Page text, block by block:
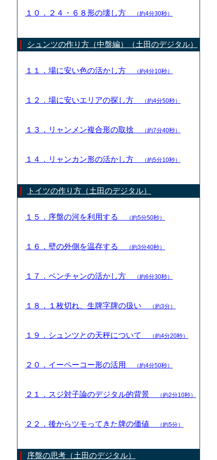
１０．２４・６８形の壊し方 （約4分30秒）
シュンツの作り方（中盤編）（土田のデジタル）
１１．場に安い色の活かし方 （約4分10秒）
１２．場に安いエリアの探し方 （約4分50秒）
１３．リャンメン複合形の取捨 （約7分40秒）
１４．リャンカン形の活かし方 （約5分10秒）
トイツの作り方（土田のデジタル）
１５．序盤の河を利用する （約5分50秒）
１６．壁の外側を温存する （約3分40秒）
１７．ペンチャンの活かし方 （約6分30秒）
１８．１枚切れ、生牌字牌の扱い （約3分）
１９．シュンツとの天秤について （約4分20秒）
２０．イーペーコー形の活用 （約4分50秒）
２１．スジ対子論のデジタル的背景 （約2分10秒）
２２．後からツモってきた牌の価値 （約5分）
序盤の思考（土田のデジタル）